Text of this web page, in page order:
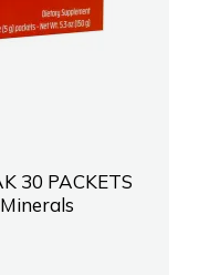
30 PACKETS